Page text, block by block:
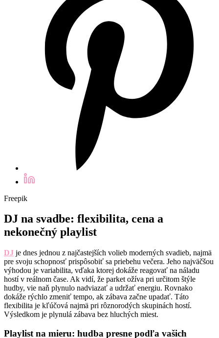
Freepik
DJ na svadbe: flexibilita, cena a
nekonečný playlist
DJ je dnes jednou z najčastejších volieb moderných svadieb, najmä
pre svoju schopnosť prispôsobiť sa priebehu večera. Jeho najväčšou
výhodou je variabilita, vďaka ktorej dokáže reagovať na náladu
hostí v reálnom čase. Ak vidí, že parket ožíva pri určitom štýle
hudby, vie naň plynulo nadviazať a udržať energiu. Rovnako
dokáže rýchlo zmeniť tempo, ak zábava začne upadať. Táto
flexibilita je kľúčová najmä pri rôznorodých skupinách hostí.
Výsledkom je plynulá zábava bez hluchých miest.
Playlist na mieru: hudba presne podľa vašich